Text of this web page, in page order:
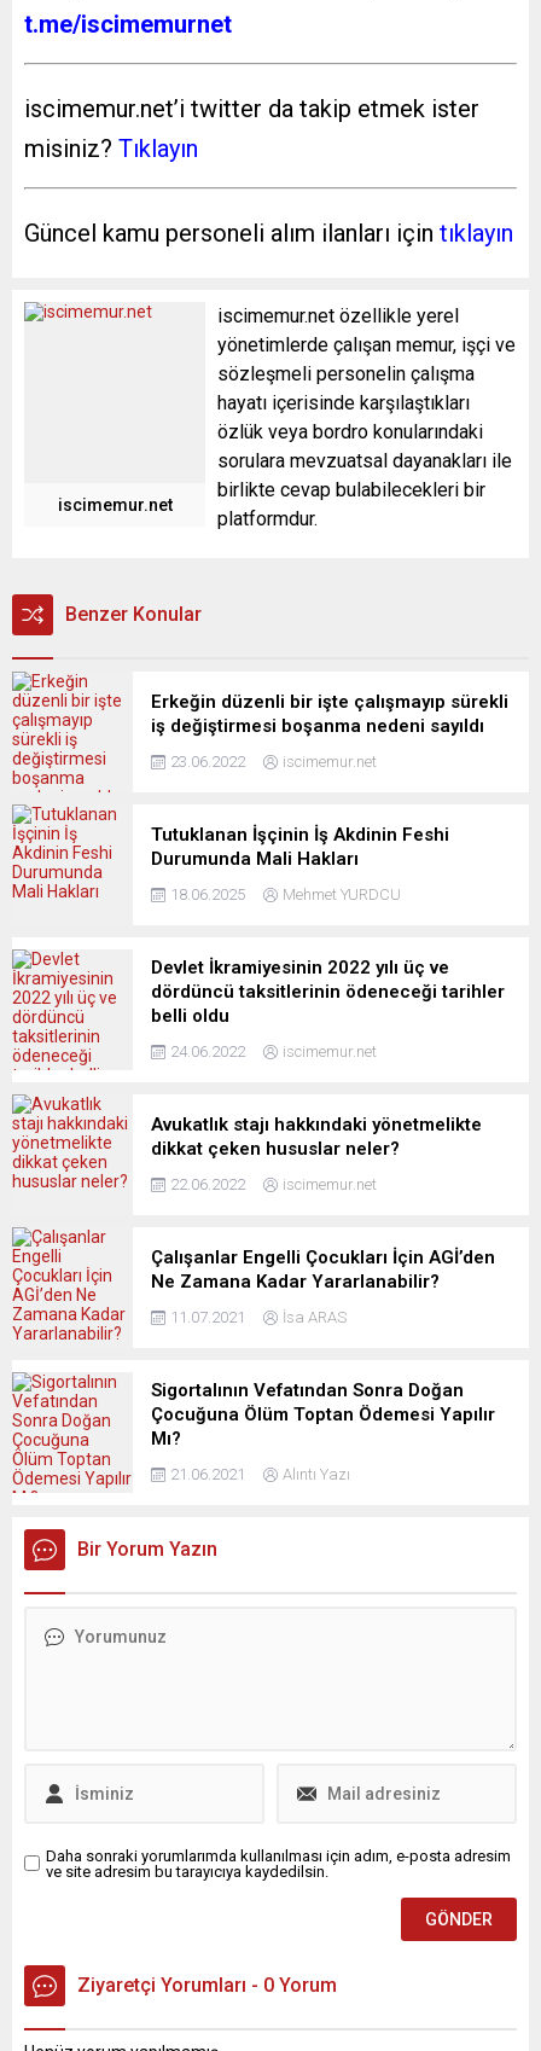
t.me/iscimemurnet
iscimemur.net’i twitter da takip etmek ister
misiniz? Tıklayın
Güncel kamu personeli alım ilanları için tıklayın
iscimemur.net
iscimemur.net özellikle yerel
yönetimlerde çalışan memur, işçi ve
sözleşmeli personelin çalışma
hayatı içerisinde karşılaştıkları
özlük veya bordro konularındaki
sorulara mevzuatsal dayanakları ile
birlikte cevap bulabilecekleri bir
platformdur.
Benzer Konular
Erkeğin düzenli bir işte çalışmayıp sürekli
iş değiştirmesi boşanma nedeni sayıldı
23.06.2022 iscimemur.net
Tutuklanan İşçinin İş Akdinin Feshi
Durumunda Mali Hakları
18.06.2025 Mehmet YURDCU
Devlet İkramiyesinin 2022 yılı üç ve
dördüncü taksitlerinin ödeneceği tarihler
belli oldu
24.06.2022 iscimemur.net
Avukatlık stajı hakkındaki yönetmelikte
dikkat çeken hususlar neler?
22.06.2022 iscimemur.net
Çalışanlar Engelli Çocukları İçin AGİ’den
Ne Zamana Kadar Yararlanabilir?
11.07.2021 İsa ARAS
Sigortalının Vefatından Sonra Doğan
Çocuğuna Ölüm Toptan Ödemesi Yapılır
Mı?
21.06.2021 Alıntı Yazı
Bir Yorum Yazın
Daha sonraki yorumlarımda kullanılması için adım, e-posta adresim
ve site adresim bu tarayıcıya kaydedilsin.
Ziyaretçi Yorumları - 0 Yorum